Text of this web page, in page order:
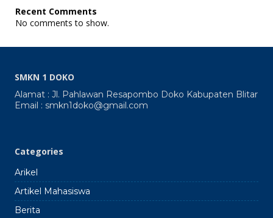
Lokasi
1
Recent Comments
No comments to show.
SMKN 1 DOKO
Alamat : Jl. Pahlawan Resapombo Doko Kabupaten Blitar
Email : smkn1doko@gmail.com
Categories
Arikel
Artikel Mahasiswa
Berita